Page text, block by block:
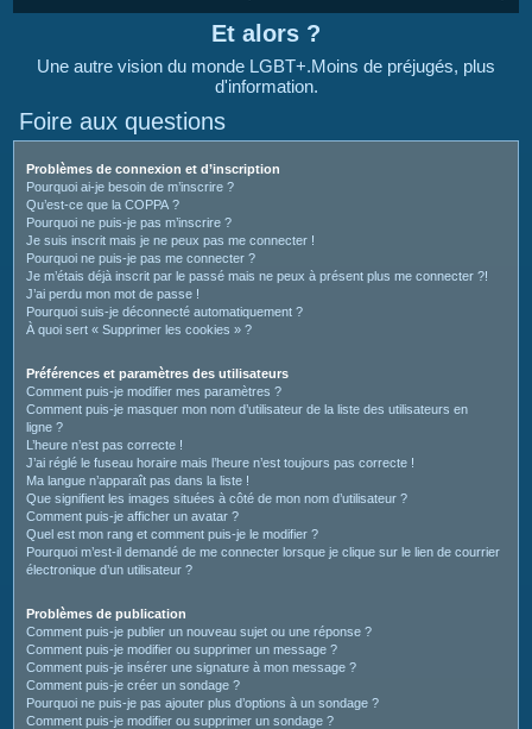
Et alors ?
Une autre vision du monde LGBT+.Moins de préjugés, plus
d'information.
Foire aux questions
Problèmes de connexion et d’inscription
Pourquoi ai-je besoin de m’inscrire ?
Qu’est-ce que la COPPA ?
Pourquoi ne puis-je pas m’inscrire ?
Je suis inscrit mais je ne peux pas me connecter !
Pourquoi ne puis-je pas me connecter ?
Je m’étais déjà inscrit par le passé mais ne peux à présent plus me connecter ?!
J’ai perdu mon mot de passe !
Pourquoi suis-je déconnecté automatiquement ?
À quoi sert « Supprimer les cookies » ?
Préférences et paramètres des utilisateurs
Comment puis-je modifier mes paramètres ?
Comment puis-je masquer mon nom d’utilisateur de la liste des utilisateurs en
ligne ?
L’heure n’est pas correcte !
J’ai réglé le fuseau horaire mais l’heure n’est toujours pas correcte !
Ma langue n’apparaît pas dans la liste !
Que signifient les images situées à côté de mon nom d’utilisateur ?
Comment puis-je afficher un avatar ?
Quel est mon rang et comment puis-je le modifier ?
Pourquoi m’est-il demandé de me connecter lorsque je clique sur le lien de courrier
électronique d’un utilisateur ?
Problèmes de publication
Comment puis-je publier un nouveau sujet ou une réponse ?
Comment puis-je modifier ou supprimer un message ?
Comment puis-je insérer une signature à mon message ?
Comment puis-je créer un sondage ?
Pourquoi ne puis-je pas ajouter plus d’options à un sondage ?
Comment puis-je modifier ou supprimer un sondage ?